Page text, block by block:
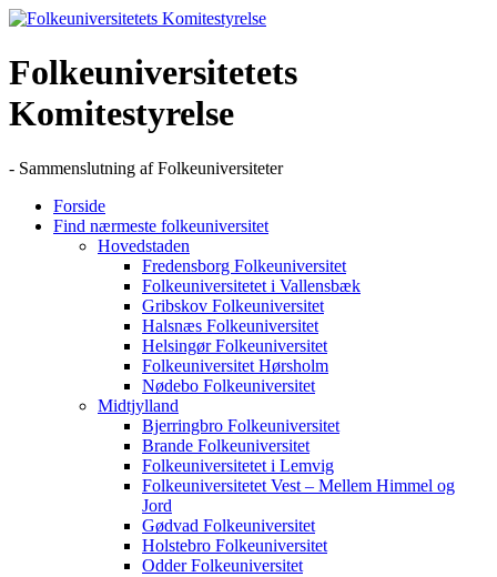
Skip
content
Folkeuniversitetets
Komitestyrelse
- Sammenslutning af Folkeuniversiteter
Forside
Find nærmeste folkeuniversitet
Hovedstaden
Fredensborg Folkeuniversitet
Folkeuniversitetet i Vallensbæk
Gribskov Folkeuniversitet
Halsnæs Folkeuniversitet
Helsingør Folkeuniversitet
Folkeuniversitet Hørsholm
Nødebo Folkeuniversitet
Midtjylland
Bjerringbro Folkeuniversitet
Brande Folkeuniversitet
Folkeuniversitetet i Lemvig
Folkeuniversitetet Vest – Mellem Himmel og
Jord
Gødvad Folkeuniversitet
Holstebro Folkeuniversitet
Odder Folkeuniversitet